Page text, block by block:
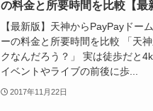
の料金と所要時間を比較【最
【最新版】天神からPayPayドー
ーの料金と所要時間を比較 「天
クなんだろう？」 実は徒歩だと
イベントやライブの前後に歩...
2017年11月22日